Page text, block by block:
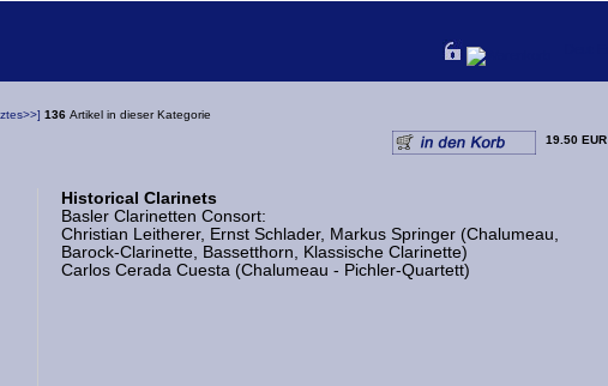
136 Artikel in dieser Kategorie
19.50 EUR
Historical Clarinets
Basler Clarinetten Consort:
Christian Leitherer, Ernst Schlader, Markus Springer (Chalumeau,
Barock-Clarinette, Bassetthorn, Klassische Clarinette)
Carlos Cerada Cuesta (Chalumeau - Pichler-Quartett)